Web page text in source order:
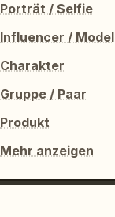
Porträt / Selfie
Influencer / Model
Charakter
Gruppe / Paar
Produkt
Mehr anzeigen